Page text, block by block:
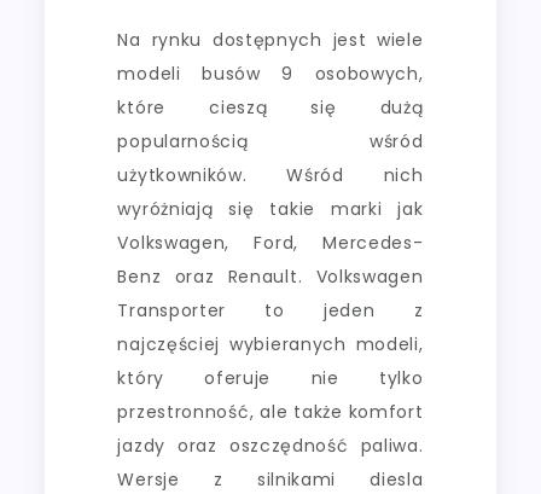
Na rynku dostępnych jest wiele
modeli busów 9 osobowych,
które cieszą się dużą
popularnością wśród
użytkowników. Wśród nich
wyróżniają się takie marki jak
Volkswagen, Ford, Mercedes-
Benz oraz Renault. Volkswagen
Transporter to jeden z
najczęściej wybieranych modeli,
który oferuje nie tylko
przestronność, ale także komfort
jazdy oraz oszczędność paliwa.
Wersje z silnikami diesla